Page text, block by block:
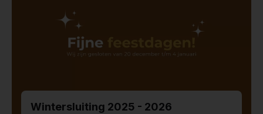
Wintersluiting 2025 - 2026